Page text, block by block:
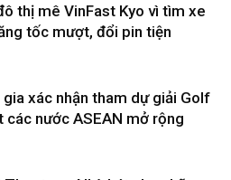
thị mê VinFast Kyo vì tìm xe
tốc mượt, đổi pin tiện
xác nhận tham dự giải Golf
các nước ASEAN mở rộng